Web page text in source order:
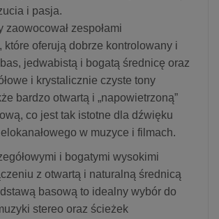
i pasja.
zaowocował zespołami
które oferują dobrze kontrolowany i
jedwabistą i bogatą średnicę oraz
i krystalicznie czyste tony
bardzo otwartą i „napowietrzoną”
co jest tak istotne dla dźwięku
w muzyce i filmach.
i bogatymi wysokimi
z otwartą i naturalną średnicą
basową to idealny wybór do
stereo oraz ścieżek